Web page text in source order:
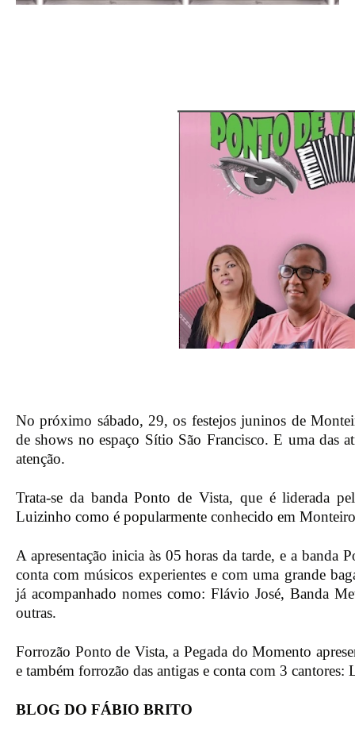
No próximo sábado, 29, os festejos juninos de
de shows no espaço Sítio São Francisco. E uma das
atenção.
Trata-se da banda Ponto de Vista, que é liderada
Luizinho como é popularmente conhecido em
A apresentação inicia às 05 horas da tarde, e a banda
conta com músicos experientes e com uma grande
já acompanhado nomes como: Flávio José, Banda
outras.
Forrozão Ponto de Vista, a Pegada do Momento
e também forrozão das antigas e conta com 3
BLOG DO FÁBIO BRITO